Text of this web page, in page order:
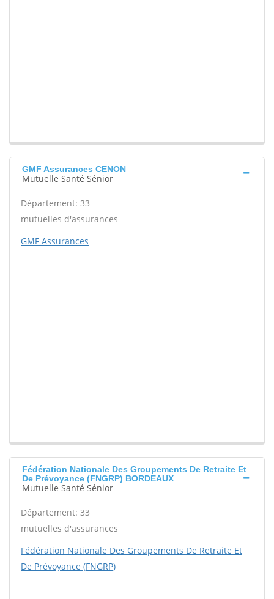
GMF Assurances CENON
Mutuelle Santé Sénior
Département: 33
mutuelles d'assurances
GMF Assurances
Fédération Nationale Des Groupements De Retraite Et
De Prévoyance (FNGRP) BORDEAUX
Mutuelle Santé Sénior
Département: 33
mutuelles d'assurances
Fédération Nationale Des Groupements De Retraite Et
De Prévoyance (FNGRP)